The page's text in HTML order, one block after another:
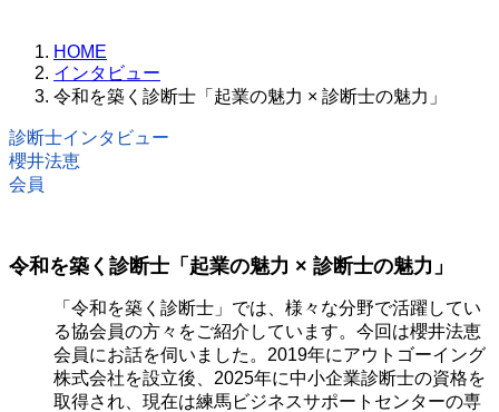
HOME
インタビュー
令和を築く診断士「起業の魅力 × 診断士の魅力」
診断士インタビュー
櫻井法恵
会員
令和を築く診断士「起業の魅力 × 診断士の魅力」
「令和を築く診断士」では、様々な分野で活躍してい
る協会員の方々をご紹介しています。今回は櫻井法恵
会員にお話を伺いました。2019年にアウトゴーイング
株式会社を設立後、2025年に中小企業診断士の資格を
取得され、現在は練馬ビジネスサポートセンターの専